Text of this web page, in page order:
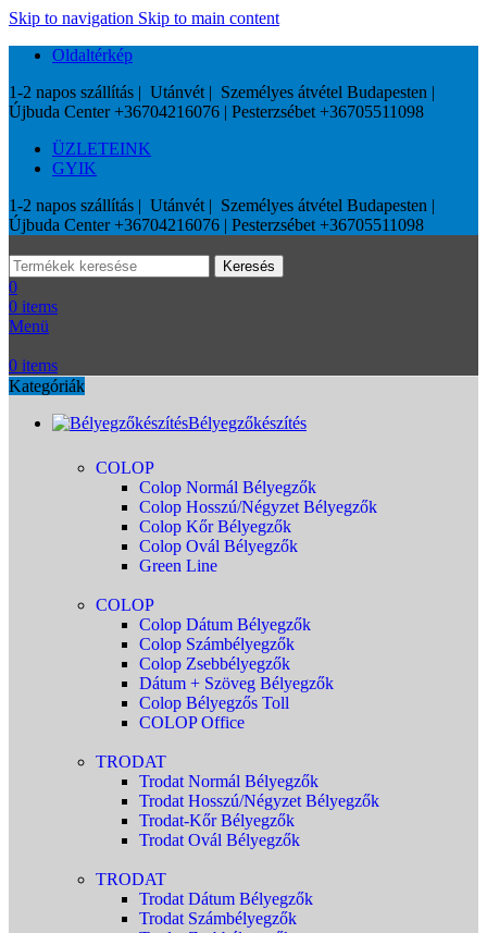
Skip to navigation Skip to main content
Oldaltérkép
1-2 napos szállítás | Utánvét | Személyes átvétel Budapesten |
Újbuda Center +36704216076 | Pesterzsébet +36705511098
ÜZLETEINK
GYIK
1-2 napos szállítás | Utánvét | Személyes átvétel Budapesten |
Újbuda Center +36704216076 | Pesterzsébet +36705511098
Keresés
0
0 items
Menü
0 items
Kategóriák
Bélyegzőkészítés
COLOP
Colop Normál Bélyegzők
Colop Hosszú/Négyzet Bélyegzők
Colop Kőr Bélyegzők
Colop Ovál Bélyegzők
Green Line
COLOP
Colop Dátum Bélyegzők
Colop Számbélyegzők
Colop Zsebbélyegzők
Dátum + Szöveg Bélyegzők
Colop Bélyegzős Toll
COLOP Office
TRODAT
Trodat Normál Bélyegzők
Trodat Hosszú/Négyzet Bélyegzők
Trodat-Kőr Bélyegzők
Trodat Ovál Bélyegzők
TRODAT
Trodat Dátum Bélyegzők
Trodat Számbélyegzők